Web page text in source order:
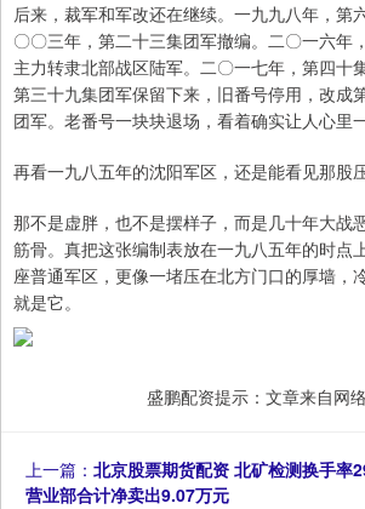
后来，裁军和军改还在继续。一九九八年，第
〇〇三年，第二十三集团军撤编。二〇一六年
主力转隶北部战区陆军。二〇一七年，第四十
第三十九集团军保留下来，旧番号停用，改成
团军。老番号一块块退场，看着确实让人心里一
再看一九八五年的沈阳军区，还是能看见那股
那不是虚胖，也不是摆样子，而是几十年大战
筋骨。真把这张编制表放在一九八五年的时点
座普通军区，更像一堵压在北方门口的厚墙，
就是它。
盛鹏配资提示：文章来自网
上一篇： 北京股票期货配资 北矿检测换手率
营业部合计净卖出9.07万元